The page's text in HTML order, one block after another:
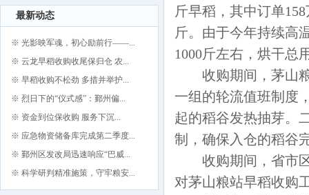
最新动态
※ 光影映军魂，初心励前行——...
※ 云龙早稻收购收尾保归仓 农...
※ 早稻收购不松劲 多措并举护...
※ 烈日下的“仪式感”：鄞州偏...
※ 资金到位保收购 服务下沉...
※ 应急物资储备库完成第二季度...
※ 鄞州区发改局迅速响应“巴威...
※ 科学研判精准施策，守牢粮安...
斤早稻，其中订单
斤。由于今年持续高
1000斤左右，烘干总
收购期间，茅山
一组的轮流值班制度
起的稻谷发热抽芽。
制，确保入仓的稻谷
收购期间，省市
对茅山粮站早稻收购